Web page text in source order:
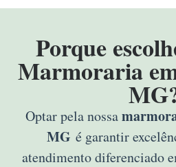
Porque
Marmoraria
Optar pela nossa
MG é garantir
atendimento diferenciado